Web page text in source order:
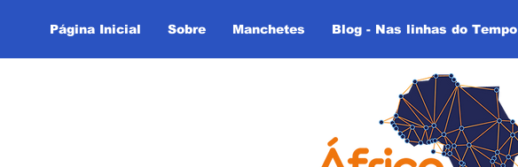
Página Inicial Sobre Manchetes Blog - Nas linhas do Tempo